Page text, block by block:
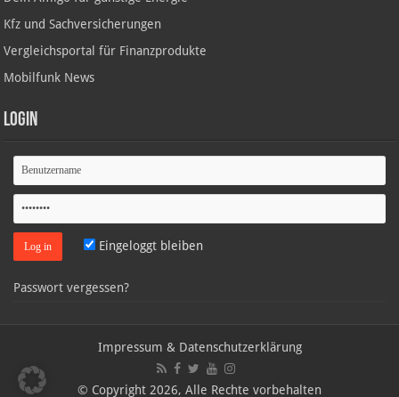
Kfz und Sachversicherungen
Vergleichsportal für Finanzprodukte
Mobilfunk News
Login
Eingeloggt bleiben
Passwort vergessen?
Impressum & Datenschutzerklärung
© Copyright 2026, Alle Rechte vorbehalten